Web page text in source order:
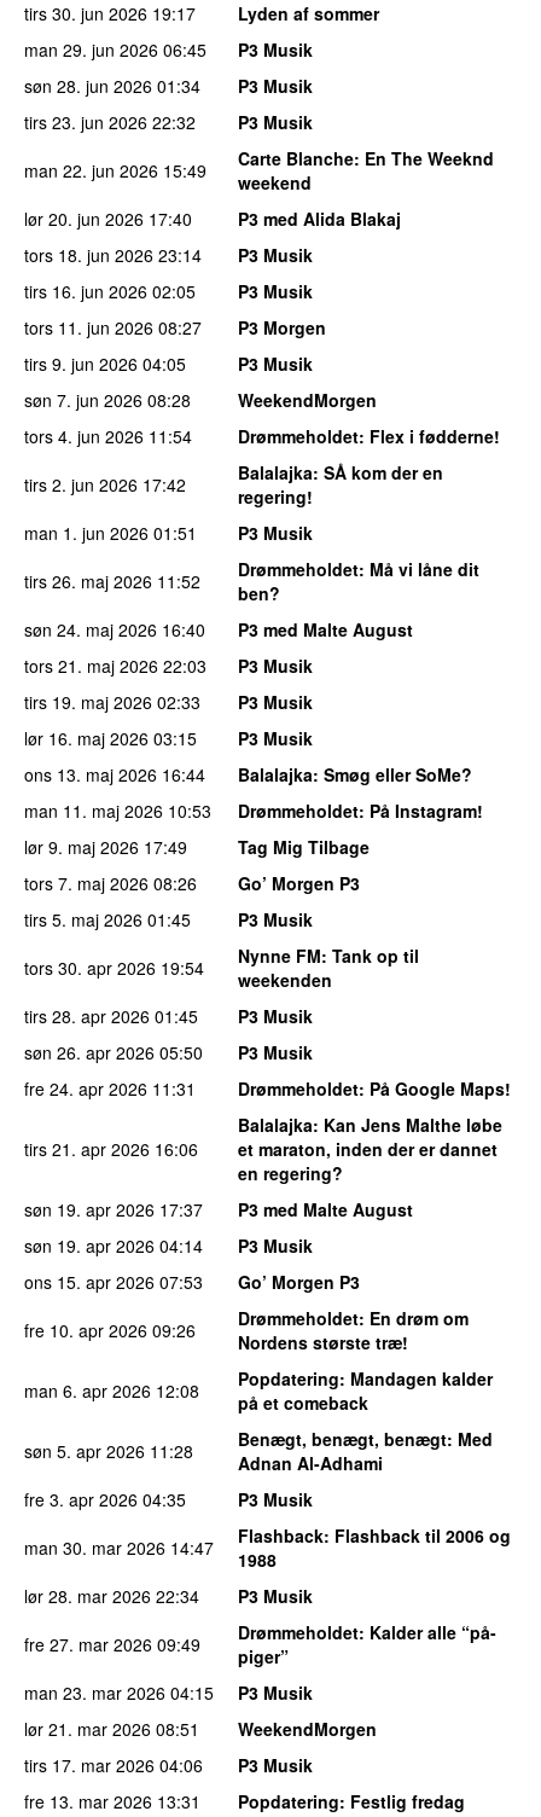
tirs 30. jun 2026 19:17
Lyden af sommer
man 29. jun 2026 06:45
P3 Musik
søn 28. jun 2026 01:34
P3 Musik
tirs 23. jun 2026 22:32
P3 Musik
man 22. jun 2026 15:49 Carte Blanche: En The Weeknd
weekend
lør 20. jun 2026 17:40
P3 med Alida Blakaj
tors 18. jun 2026 23:14
P3 Musik
tirs 16. jun 2026 02:05
P3 Musik
tors 11. jun 2026 08:27
P3 Morgen
tirs 9. jun 2026 04:05
P3 Musik
søn 7. jun 2026 08:28
WeekendMorgen
tors 4. jun 2026 11:54 Drømmeholdet: Flex i fødderne!
tirs 2. jun 2026 17:42 Balalajka: SÅ kom der en
regering!
man 1. jun 2026 01:51
P3 Musik
tirs 26. maj 2026 11:52 Drømmeholdet: Må vi låne dit
ben?
søn 24. maj 2026 16:40
P3 med Malte August
tors 21. maj 2026 22:03
P3 Musik
tirs 19. maj 2026 02:33
P3 Musik
lør 16. maj 2026 03:15
P3 Musik
ons 13. maj 2026 16:44 Balalajka: Smøg eller SoMe?
man 11. maj 2026 10:53 Drømmeholdet: På Instagram!
lør 9. maj 2026 17:49
Tag Mig Tilbage
tors 7. maj 2026 08:26
Go’ Morgen P3
tirs 5. maj 2026 01:45
P3 Musik
tors 30. apr 2026 19:54 Nynne FM: Tank op til
weekenden
tirs 28. apr 2026 01:45
P3 Musik
søn 26. apr 2026 05:50
P3 Musik
fre 24. apr 2026 11:31 Drømmeholdet: På Google Maps!
tirs 21. apr 2026 16:06
Balalajka: Kan Jens Malthe løbe
et maraton, inden der er dannet
en regering?
søn 19. apr 2026 17:37
P3 med Malte August
søn 19. apr 2026 04:14
P3 Musik
ons 15. apr 2026 07:53
Go’ Morgen P3
fre 10. apr 2026 09:26 Drømmeholdet: En drøm om
Nordens største træ!
man 6. apr 2026 12:08 Popdatering: Mandagen kalder
på et comeback
søn 5. apr 2026 11:28 Benægt, benægt, benægt: Med
Adnan Al-Adhami
fre 3. apr 2026 04:35
P3 Musik
man 30. mar 2026 14:47 Flashback: Flashback til 2006 og
1988
lør 28. mar 2026 22:34
P3 Musik
fre 27. mar 2026 09:49 Drømmeholdet: Kalder alle “på-
piger”
man 23. mar 2026 04:15
P3 Musik
lør 21. mar 2026 08:51
WeekendMorgen
tirs 17. mar 2026 04:06
P3 Musik
fre 13. mar 2026 13:31 Popdatering: Festlig fredag